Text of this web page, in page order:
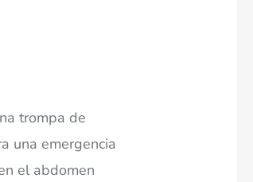
trompa de
una emergencia
el abdomen